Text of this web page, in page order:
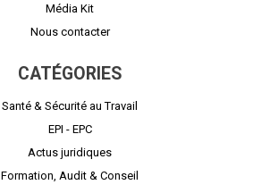
Média Kit
Nous contacter
CATÉGORIES
Santé & Sécurité au Travail
EPI - EPC
Actus juridiques
Formation, Audit & Conseil